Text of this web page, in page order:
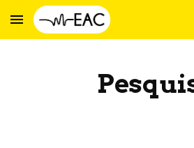
Skip to main content